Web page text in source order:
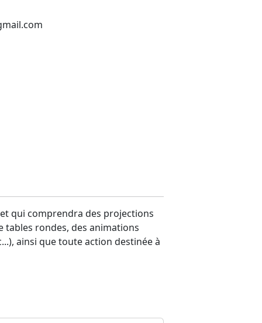
qui comprendra des projections
tables rondes, des animations
ainsi que toute action destinée à